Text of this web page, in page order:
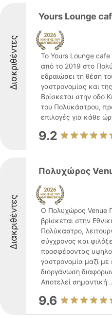
Διακριθέντες
Yours Lounge
Το Yours Lounge cafe
από το 2019 στο
εδραιώσει τη θέση
γαστρονομίας και
Βρίσκεται στην οδό
του Πολυκάστρου,
επιλογές για κάθε
9.2
Διακριθέντες
Πολυχώρος
Ο Πολυχώρος Venue
βρίσκεται στην
Πολύκαστρο,
σύγχρονος και
προσφέροντας
γαστρονομία μαζί με
διοργάνωση
Αποτελεί σημαντική
9.6